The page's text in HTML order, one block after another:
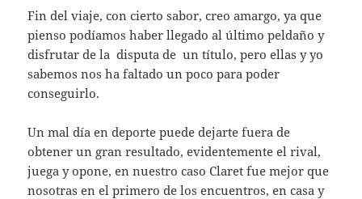
Fin del viaje, con cierto sabor, creo amargo, ya que
pienso podíamos haber llegado al último peldaño y
disfrutar de la disputa de un título, pero ellas y yo
sabemos nos ha faltado un poco para poder
conseguirlo.
Un mal día en deporte puede dejarte fuera de
obtener un gran resultado, evidentemente el rival,
juega y opone, en nuestro caso Claret fue mejor que
nosotras en el primero de los encuentros, en casa y